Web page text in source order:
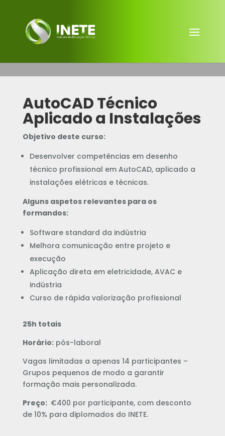
AutoCAD Técnico
Aplicado a Instalações
Objetivo deste curso:
Desenvolver competências em desenho
técnico profissional em AutoCAD, aplicado a
instalações elétricas e técnicas.
Alguns aspetos relevantes para os
formandos:
Software standard da indústria
Melhora comunicação entre projeto e
execução
Aplicação direta em eletricidade, AVAC e
indústria
Curso de rápida valorização profissional
25h totais
Horário:pós-laboral
Vagas limitadas a apenas 14 participantes –
Grupos pequenos de modo a garantir
formação mais personalizada.
Preço: €400 por participante, com desconto
de 10% para diplomados do INETE.